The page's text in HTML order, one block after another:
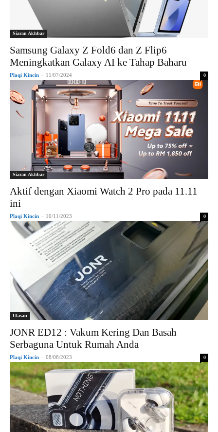
Siaran Akhbar
Samsung Galaxy Z Fold6 dan Z Flip6
Meningkatkan Galaxy AI ke Tahap Baharu
Plaqi Kincin - 11/07/2024 0
Siaran Akhbar
Aktif dengan Xiaomi Watch 2 Pro pada 11.11
ini
Plaqi Kincin - 10/11/2023 0
Ulasan
JONR ED12 : Vakum Kering Dan Basah
Serbaguna Untuk Rumah Anda
Plaqi Kincin - 08/08/2023 0